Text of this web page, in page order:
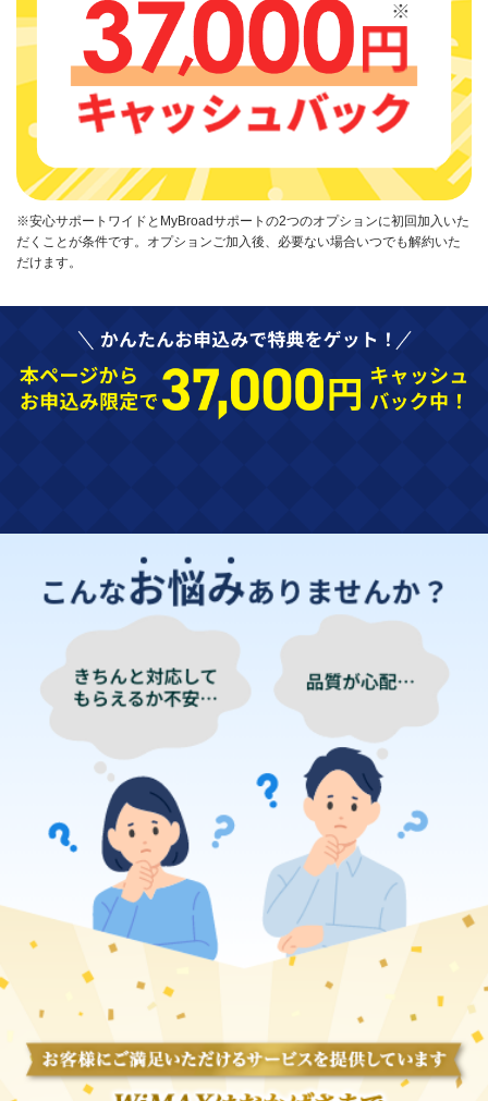
※安心サポートワイドとMyBroadサポートの2つのオプションに初回加入いた
だくことが条件です。オプションご加入後、必要ない場合いつでも解約いた
だけます。